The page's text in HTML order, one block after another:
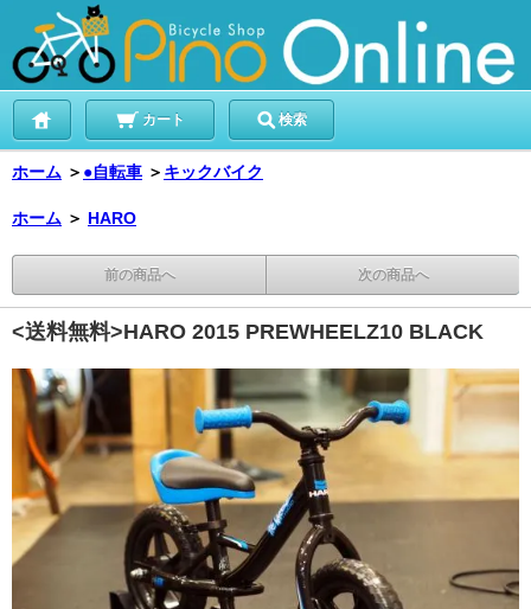
カート 検索
ホーム ＞ ●自転車 ＞ キックバイク
ホーム ＞ HARO
前の商品へ 次の商品へ
<送料無料>HARO 2015 PREWHEELZ10 BLACK